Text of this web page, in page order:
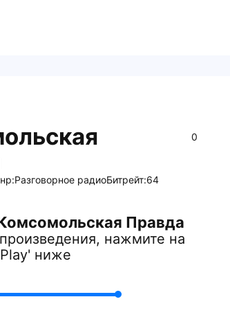
0
Разговорное радиоБитрейт:64
Правда
нажмите на
ниже